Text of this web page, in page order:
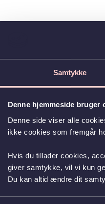
Samtykke
Denne hjemmeside bruger
Denne side viser alle
ikke cookies som fremgår
Hvis du tillader cookies,
giver samtykke, vil vi kun
Du kan altid ændre dit